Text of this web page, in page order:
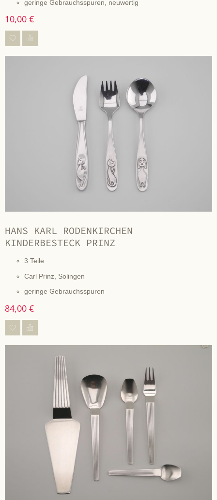
geringe Gebrauchsspuren, neuwertig
10,00 €
HANS KARL RODENKIRCHEN
KINDERBESTECK PRINZ
3 Teile
Carl Prinz, Solingen
geringe Gebrauchsspuren
84,00 €